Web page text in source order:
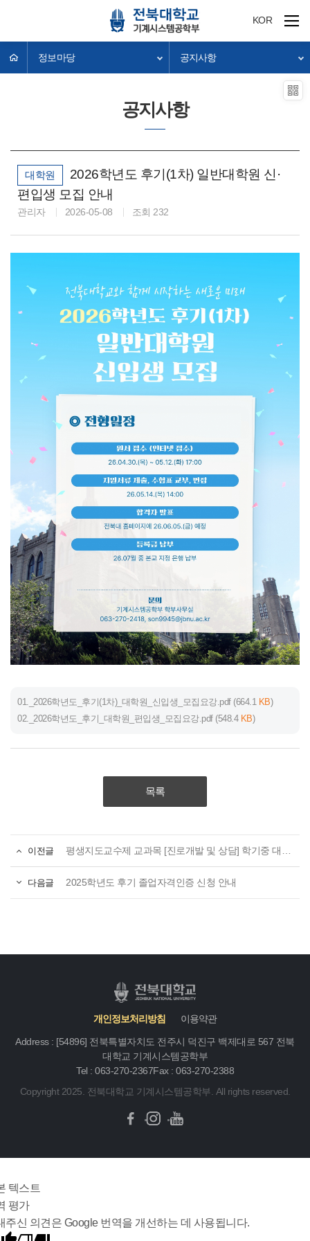
KOR
정보마당 공지사항
공지사항
대학원
2026학년도 후기(1차) 일반대학원 신·
편입생 모집 안내
관리자 2026-05-08 조회 232
01._2026학년도_후기(1차)_대학원_신입생_모집요강.pdf (664.1 KB)
02._2026학년도_후기_대학원_편입생_모집요강.pdf (548.4 KB)
목록
이전글
다음글 2025학년도 후기 졸업자격인증 신청 안내
개인정보처리방침 이용약관
Address : [54896] 전북특별자치도 전주시 덕진구 백제대로 567 전북
대학교 기계시스템공학부
Tel : 063-270-2367Fax : 063-270-2388
Copyright 2025. 전북대학교 기계시스템공학부. All rights reserved.
텍스트
평가
주신 의견은 Google 번역을 개선하는 데 사용됩니다.